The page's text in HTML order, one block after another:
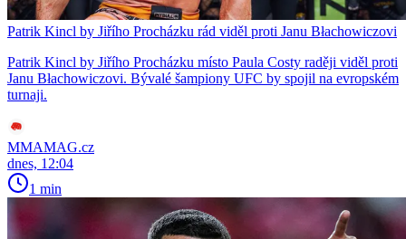
Patrik Kincl by Jiřího Procházku rád viděl proti Janu Błachowiczovi
Patrik Kincl by Jiřího Procházku místo Paula Costy raději viděl proti
Janu Błachowiczovi. Bývalé šampiony UFC by spojil na evropském
turnaji.
MMAMAG.cz
dnes, 12:04
1 min